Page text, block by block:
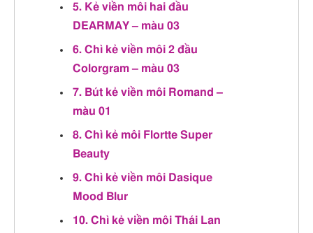
5. Kẻ viền môi hai đầu
DEARMAY – màu 03
6. Chì kẻ viền môi 2 đầu
Colorgram – màu 03
7. Bút kẻ viền môi Romand –
màu 01
8. Chì kẻ môi Flortte Super
Beauty
9. Chì kẻ viền môi Dasique
Mood Blur
10. Chì kẻ viền môi Thái Lan